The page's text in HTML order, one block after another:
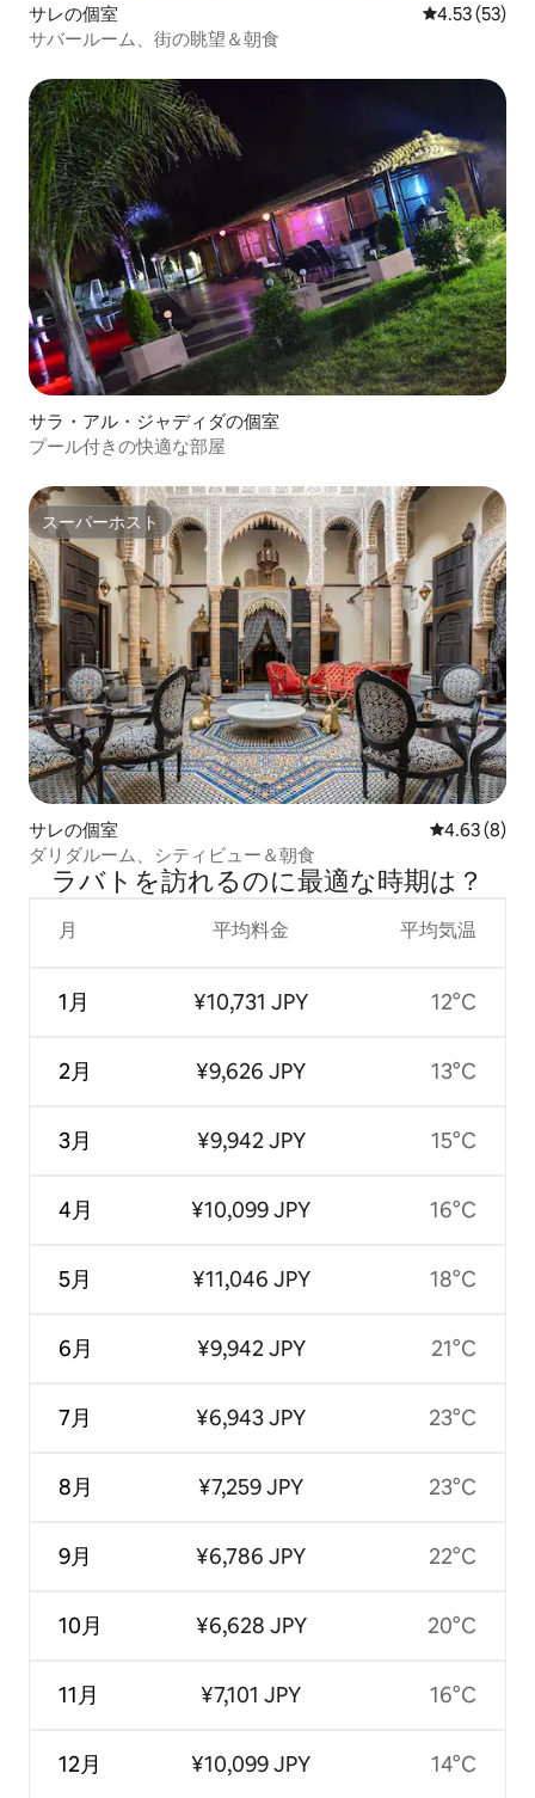
サレの個室 レビュー53
4.53 (53)
サバールーム、街の眺望＆朝食
サラ・アル・ジャディダの個室
プール付きの快適な部屋
スーパーホスト
スーパーホスト
サレの個室 レビュー8
4.63 (8)
ダリダルーム、シティビュー＆朝食
ラバトを訪⁠れ⁠るの⁠に最⁠適⁠な時⁠期⁠は⁠？
月
1月
2月
3月
4月
5月
6月
7月
8月
9月
10月
11月
12月
平均料金
¥10,731 JPY
¥9,626 JPY
¥9,942 JPY
¥10,099 JPY
¥11,046 JPY
¥9,942 JPY
¥6,943 JPY
¥7,259 JPY
¥6,786 JPY
¥6,628 JPY
¥7,101 JPY
¥10,099 JPY
平均気温
12°C
13°C
15°C
16°C
18°C
21°C
23°C
23°C
22°C
20°C
16°C
14°C